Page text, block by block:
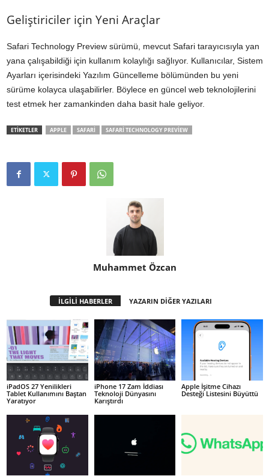
Geliştiriciler için Yeni Araçlar
Safari Technology Preview sürümü, mevcut Safari tarayıcısıyla yan
yana çalışabildiği için kullanım kolaylığı sağlıyor. Kullanıcılar, Sistem
Ayarları içerisindeki Yazılım Güncelleme bölümünden bu yeni
sürüme kolayca ulaşabilirler. Böylece en güncel web teknolojilerini
test etmek her zamankinden daha basit hale geliyor.
ETİKETLER APPLE SAFARI SAFARI TECHNOLOGY PREVIEW
Muhammet Özcan
İLGİLİ HABERLER YAZARIN DİĞER YAZILARI
iPadOS 27 Yenilikleri
Tablet Kullanımını Baştan
Yaratıyor
iPhone 17 Zam İddiası
Teknoloji Dünyasını
Karıştırdı
Apple İşitme Cihazı
Desteği Listesini Büyüttü